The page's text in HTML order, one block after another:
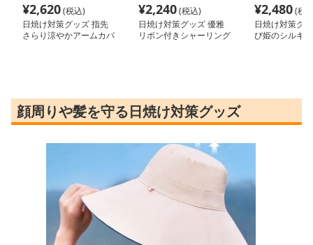
¥2,620(税込)
日焼け対策グッズ 指先
さらり涼やかアームカバ
¥2,240(税込)
日焼け対策グッズ 優雅
リボン付きシャーリング
¥2,480(税
日焼け対策グ
び姫のシルキ
顔周りや髪を守る日焼け対策グッズ